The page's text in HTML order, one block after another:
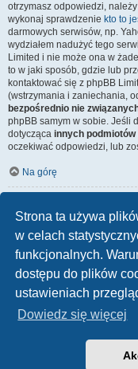
Strona ta używa
w celach
funkcjonalnych.
dostępu do plików
ustawieniach
Dowiedz się więcej
otrzymasz odpowiedzi,
wykonaj sprawdzenie kto to
darmowych serwisów, np.
wydziałem nadużyć tego
Limited i nie może ona w
to w jaki sposób, gdzie lub
kontaktować się z phpBB
(wstrzymania i zaniechania,
bezpośrednio nie
phpBB samym w sobie. Jeśli
dotycząca innych podmiotów
oczekiwać odpowiedzi, lub
Na górę
Wszyscy użytkownicy
przez administratora witryny
mogą także używać
Na górę
Technologię